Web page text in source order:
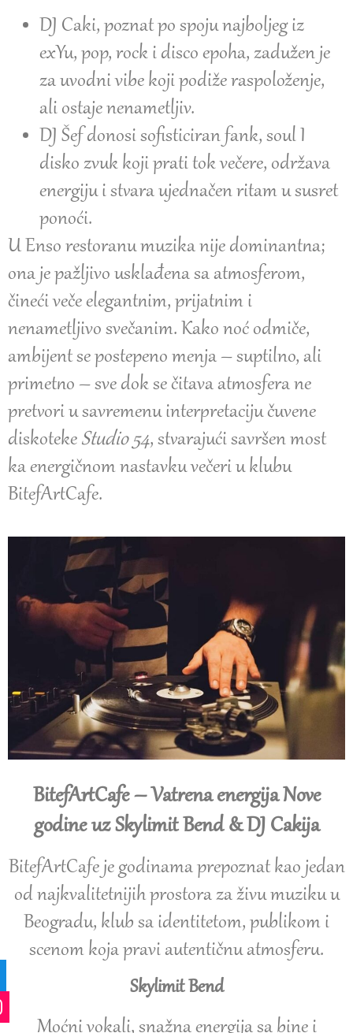
DJ Caki, poznat po spoju najboljeg iz
exYu, pop, rock i disco epoha, zadužen je
za uvodni vibe koji podiže raspoloženje,
ali ostaje nenametljiv.
DJ Šef donosi sofisticiran fank, soul I
disko zvuk koji prati tok večere, održava
energiju i stvara ujednačen ritam u susret
ponoći.
U Enso restoranu muzika nije dominantna;
ona je pažljivo usklađena sa atmosferom,
čineći veče elegantnim, prijatnim i
nenametljivo svečanim. Kako noć odmiče,
ambijent se postepeno menja – suptilno, ali
primetno – sve dok se čitava atmosfera ne
pretvori u savremenu interpretaciju čuvene
diskoteke Studio 54, stvarajući savršen most
ka energičnom nastavku večeri u klubu
BitefArtCafe.
BitefArtCafe – Vatrena energija Nove
godine uz Skylimit Bend & DJ Cakija
BitefArtCafe je godinama prepoznat kao jedan
od najkvalitetnijih prostora za živu muziku u
Beogradu, klub sa identitetom, publikom i
scenom koja pravi autentičnu atmosferu.
Skylimit Bend
Moćni vokali, snažna energija sa bine i